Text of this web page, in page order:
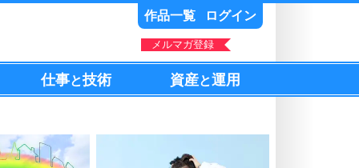
作品一覧 ログイン
メルマガ登録
仕事と技術 資産と運用